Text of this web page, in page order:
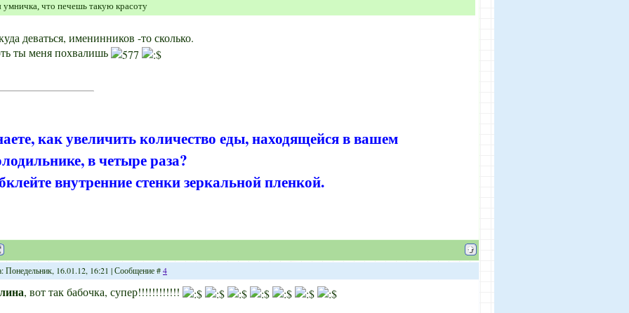
умничка, что печешь такую красоту
деваться, именинников -то сколько.
ты меня похвалишь
как увеличить количество еды, находящейся в вашем
в четыре раза?
внутренние стенки зеркальной пленкой.
Понедельник, 16.01.12, 16:21 | Сообщение #4
, вот так бабочка, супер!!!!!!!!!!!!